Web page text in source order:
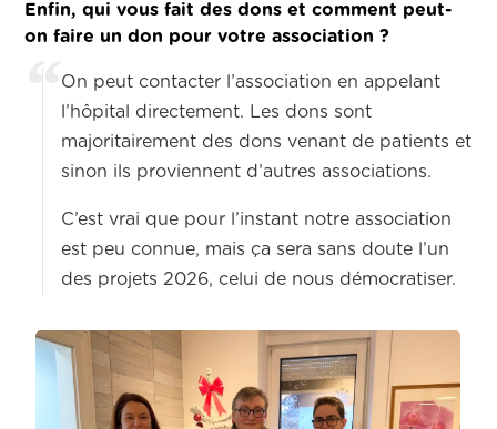
Enfin, qui vous fait des dons et comment peut-
on faire un don pour votre association ?
On peut contacter l’association en appelant
l’hôpital directement. Les dons sont
majoritairement des dons venant de patients et
sinon ils proviennent d’autres associations.
C’est vrai que pour l’instant notre association
est peu connue, mais ça sera sans doute l’un
des projets 2026, celui de nous démocratiser.